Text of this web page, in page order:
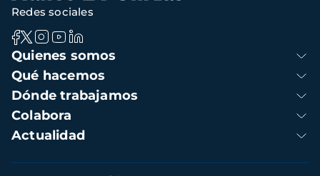
Navegación
principal
Quienes somos
Qué hacemos
Dónde trabajamos
Colabora
Actualidad
Redes sociales